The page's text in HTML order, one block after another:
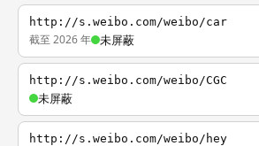
http://s.weibo.com/weibo/car
截至 2026 年 未屏蔽
http://s.weibo.com/weibo/CGC
未屏蔽
http://s.weibo.com/weibo/hey